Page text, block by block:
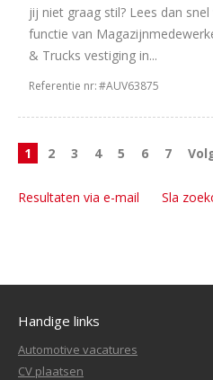
jij niet graag stil? Lees dan
functie van
& Trucks vestiging in...
Referentie nr:#AUV63875
1 2 3 4 5 6 7
Resultaten via e-mail Sla
Handige links
Automotive vacatures
CV plaatsen